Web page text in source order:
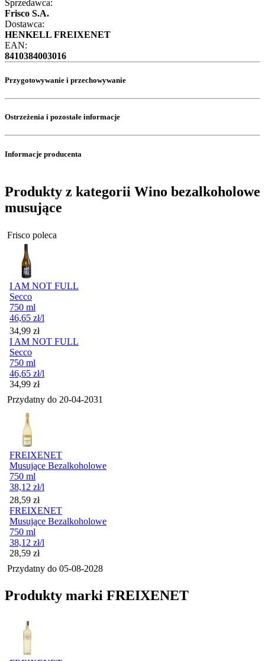
Sprzedawca:
Frisco S.A.
Dostawca:
HENKELL FREIXENET
EAN:
8410384003016
Przygotowywanie i przechowywanie
Ostrzeżenia i pozostałe informacje
Informacje producenta
Produkty z kategorii Wino bezalkoholowe
musujące
Frisco poleca
I AM NOT FULL
Secco
750 ml
46,65 zł/l
Cena
34,99 zł
I AM NOT FULL
Secco
750 ml
46,65 zł/l
Cena
34,99 zł
Przydatny do 20-04-2031
FREIXENET
Musujące Bezalkoholowe
750 ml
38,12 zł/l
Cena
28,59 zł
FREIXENET
Musujące Bezalkoholowe
750 ml
38,12 zł/l
Cena
28,59 zł
Przydatny do 05-08-2028
Produkty marki FREIXENET